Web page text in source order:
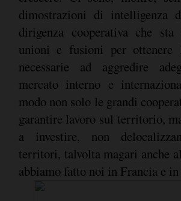
dimostrazioni di intelligenza
dirigenza cooperativa che
unioni e fusioni per ottenere
necessarie ad aggredire
mercato interno e
modo non solo le grandi
garantire lavoro sul territorio,
a investire, non
territori, talvolta magari anche
abbiamo fatto noi in Francia e